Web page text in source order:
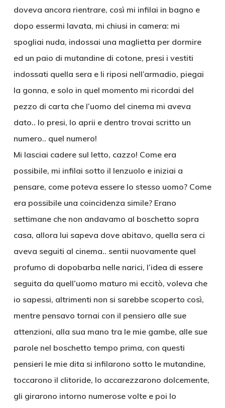
doveva ancora rientrare, così mi infilai in bagno e
dopo essermi lavata, mi chiusi in camera: mi
spogliai nuda, indossai una maglietta per dormire
ed un paio di mutandine di cotone, presi i vestiti
indossati quella sera e li riposi nell’armadio, piegai
la gonna, e solo in quel momento mi ricordai del
pezzo di carta che l’uomo del cinema mi aveva
dato.. lo presi, lo aprii e dentro trovai scritto un
numero.. quel numero!
Mi lasciai cadere sul letto, cazzo! Come era
possibile, mi infilai sotto il lenzuolo e iniziai a
pensare, come poteva essere lo stesso uomo? Come
era possibile una coincidenza simile? Erano
settimane che non andavamo al boschetto sopra
casa, allora lui sapeva dove abitavo, quella sera ci
aveva seguiti al cinema.. sentii nuovamente quel
profumo di dopobarba nelle narici, l’idea di essere
seguita da quell’uomo maturo mi eccitò, voleva che
io sapessi, altrimenti non si sarebbe scoperto così,
mentre pensavo tornai con il pensiero alle sue
attenzioni, alla sua mano tra le mie gambe, alle sue
parole nel boschetto tempo prima, con questi
pensieri le mie dita si infilarono sotto le mutandine,
toccarono il clitoride, lo accarezzarono dolcemente,
gli girarono intorno numerose volte e poi lo